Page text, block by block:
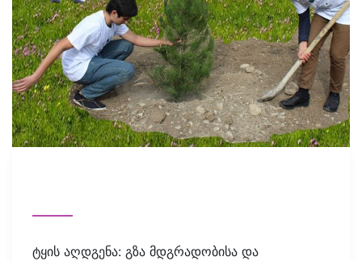
ტყის აღდგენა: გზა მდგრადობისა და